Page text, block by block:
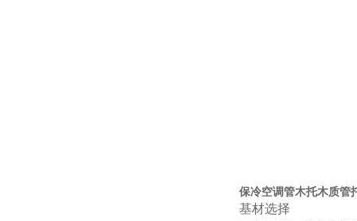
保冷空调管木托木质管
基材选择